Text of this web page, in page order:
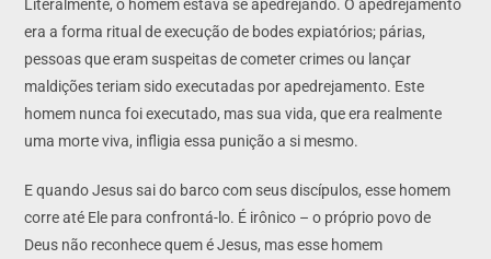
Literalmente, o homem estava se apedrejando. O apedrejamento
era a forma ritual de execução de bodes expiatórios; párias,
pessoas que eram suspeitas de cometer crimes ou lançar
maldições teriam sido executadas por apedrejamento. Este
homem nunca foi executado, mas sua vida, que era realmente
uma morte viva, infligia essa punição a si mesmo.
E quando Jesus sai do barco com seus discípulos, esse homem
corre até Ele para confrontá-lo. É irônico – o próprio povo de
Deus não reconhece quem é Jesus, mas esse homem